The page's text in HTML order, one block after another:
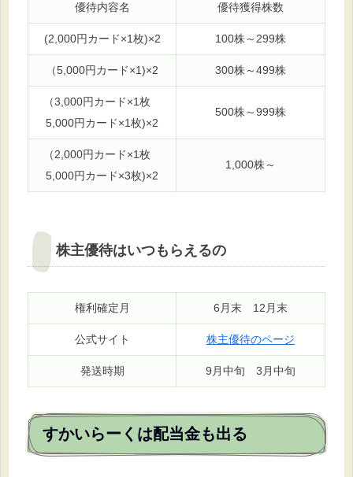
優待内容名 優待獲得株数
(2,000円カード×1枚)×2 100株～299株
（5,000円カード×1)×2 300株～499株
（3,000円カード×1枚
5,000円カード×1枚)×2
500株～999株
（2,000円カード×1枚
5,000円カード×3枚)×2
1,000株～
株主優待はいつもらえるの
権利確定月 6月末 12月末
公式サイト 株主優待のページ
発送時期 9月中旬 3月中旬
すかいらーくは配当金も出る